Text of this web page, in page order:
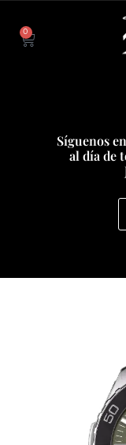
0
Síguenos
al día de